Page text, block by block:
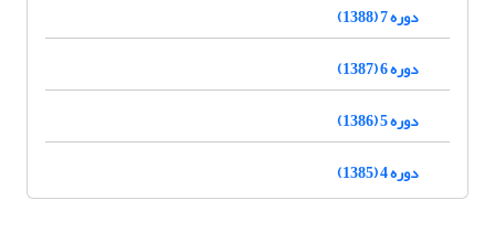
دوره 7 (1388)
دوره 6 (1387)
دوره 5 (1386)
دوره 4 (1385)